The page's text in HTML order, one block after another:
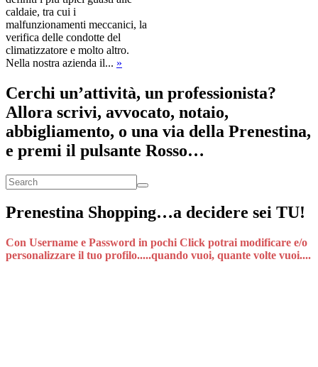
caldaie, tra cui i
malfunzionamenti meccanici, la
verifica delle condotte del
climatizzatore e molto altro.
Nella nostra azienda il... »
Cerchi un’attività, un professionista?
Allora scrivi, avvocato, notaio,
abbigliamento, o una via della Prenestina,
e premi il pulsante Rosso…
Prenestina Shopping…a decidere sei TU!
Con Username e Password in pochi Click potrai modificare e/o
personalizzare il tuo profilo.....quando vuoi, quante volte vuoi....